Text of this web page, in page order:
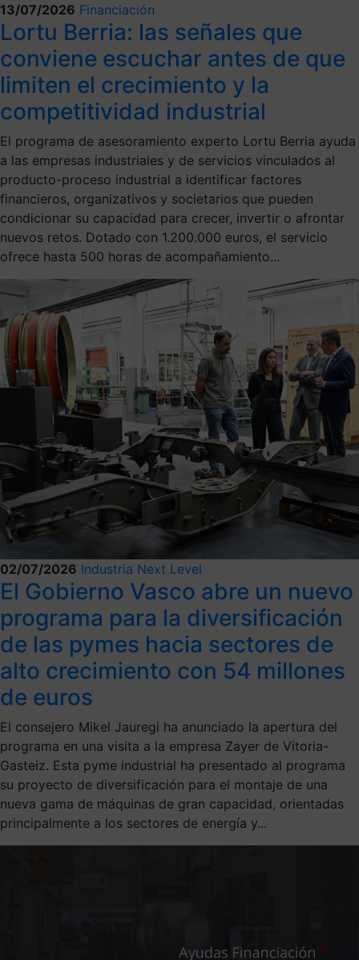
13/07/2026 Financiación
Lortu Berria: las señales que
conviene escuchar antes de que
limiten el crecimiento y la
competitividad industrial
El programa de asesoramiento experto Lortu Berria ayuda
a las empresas industriales y de servicios vinculados al
producto-proceso industrial a identificar factores
financieros, organizativos y societarios que pueden
condicionar su capacidad para crecer, invertir o afrontar
nuevos retos. Dotado con 1.200.000 euros, el servicio
ofrece hasta 500 horas de acompañamiento...
02/07/2026 Industria Next Level
El Gobierno Vasco abre un nuevo
programa para la diversificación
de las pymes hacia sectores de
alto crecimiento con 54 millones
de euros
El consejero Mikel Jauregi ha anunciado la apertura del
programa en una visita a la empresa Zayer de Vitoria-
Gasteiz. Esta pyme industrial ha presentado al programa
su proyecto de diversificación para el montaje de una
nueva gama de máquinas de gran capacidad, orientadas
principalmente a los sectores de energía y...